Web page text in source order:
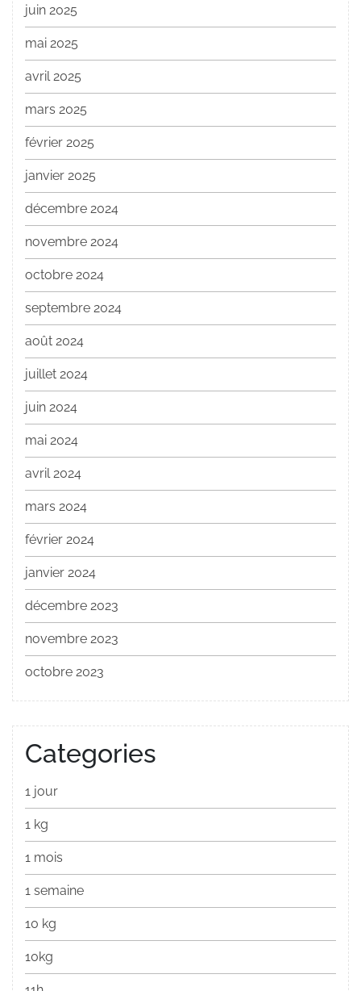
juin 2025
mai 2025
avril 2025
mars 2025
février 2025
janvier 2025
décembre 2024
novembre 2024
octobre 2024
septembre 2024
août 2024
juillet 2024
juin 2024
mai 2024
avril 2024
mars 2024
février 2024
janvier 2024
décembre 2023
novembre 2023
octobre 2023
Categories
1 jour
1 kg
1 mois
1 semaine
10 kg
10kg